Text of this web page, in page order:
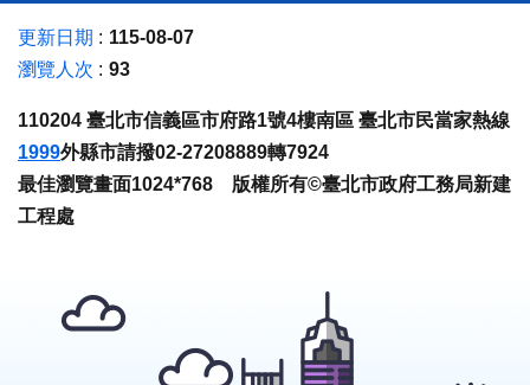
更新日期
115-08-07
瀏覽人次
93
110204 臺北市信義區市府路1號4樓南區 臺北市民當家熱線
1999外縣市請撥02-27208889轉7924
最佳瀏覽畫面1024*768 版權所有©臺北市政府工務局新建
工程處